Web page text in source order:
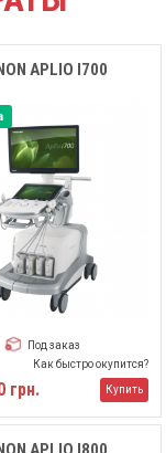
APLIO I700
Под заказ
Как быстро окупится?
грн. Купить